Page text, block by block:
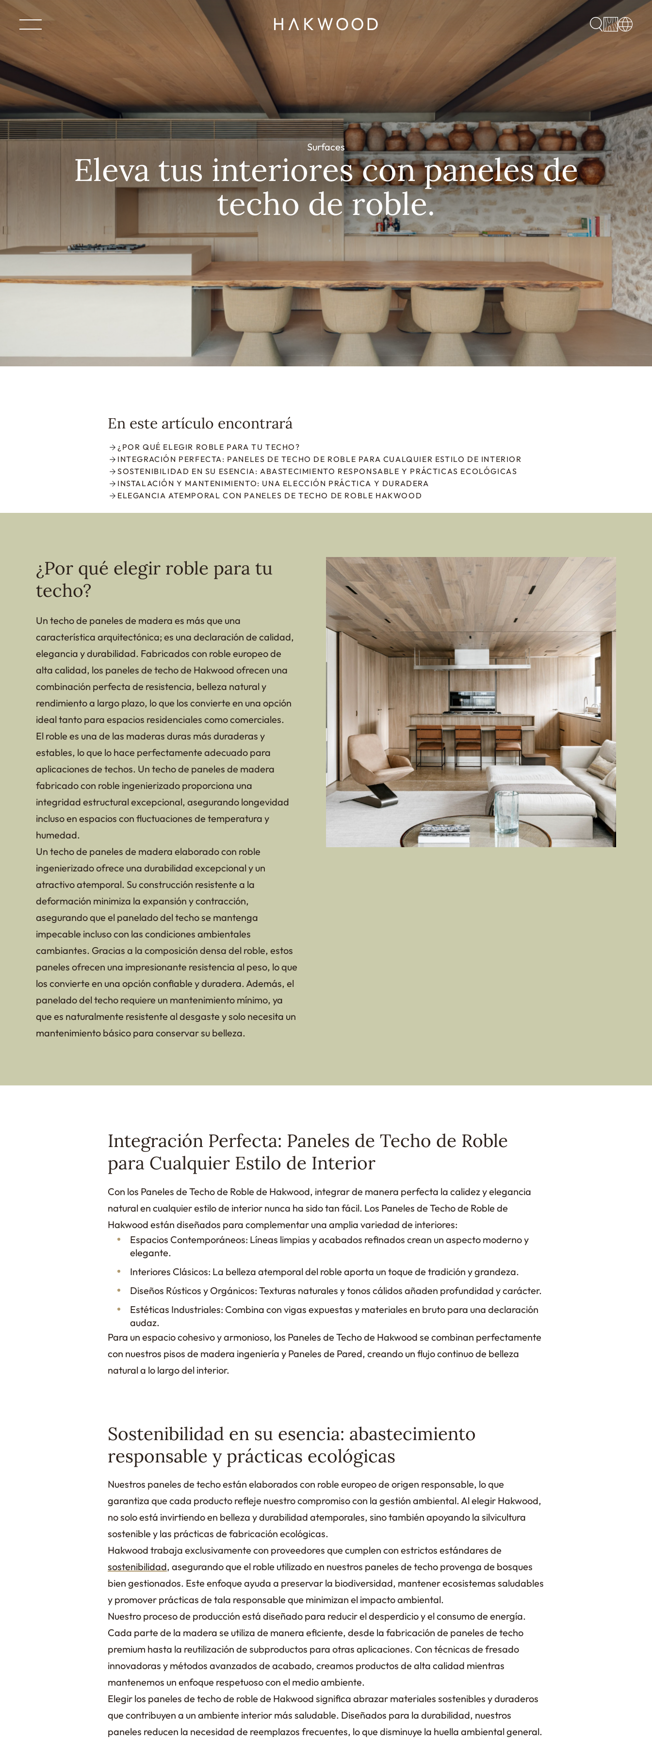
Surfaces
Eleva tus interiores con paneles de
techo de roble.
En este artículo encontrará
¿POR QUÉ ELEGIR ROBLE PARA TU TECHO?
INTEGRACIÓN PERFECTA: PANELES DE TECHO DE ROBLE PARA CUALQUIER ESTILO DE INTERIOR
SOSTENIBILIDAD EN SU ESENCIA: ABASTECIMIENTO RESPONSABLE Y PRÁCTICAS ECOLÓGICAS
INSTALACIÓN Y MANTENIMIENTO: UNA ELECCIÓN PRÁCTICA Y DURADERA
ELEGANCIA ATEMPORAL CON PANELES DE TECHO DE ROBLE HAKWOOD
¿Por qué elegir roble para tu
techo?
Un techo de paneles de madera es más que una
característica arquitectónica; es una declaración de calidad,
elegancia y durabilidad. Fabricados con roble europeo de
alta calidad, los paneles de techo de Hakwood ofrecen una
combinación perfecta de resistencia, belleza natural y
rendimiento a largo plazo, lo que los convierte en una opción
ideal tanto para espacios residenciales como comerciales.
El roble es una de las maderas duras más duraderas y
estables, lo que lo hace perfectamente adecuado para
aplicaciones de techos. Un techo de paneles de madera
fabricado con roble ingenierizado proporciona una
integridad estructural excepcional, asegurando longevidad
incluso en espacios con fluctuaciones de temperatura y
humedad.
Un techo de paneles de madera elaborado con roble
ingenierizado ofrece una durabilidad excepcional y un
atractivo atemporal. Su construcción resistente a la
deformación minimiza la expansión y contracción,
asegurando que el panelado del techo se mantenga
impecable incluso con las condiciones ambientales
cambiantes. Gracias a la composición densa del roble, estos
paneles ofrecen una impresionante resistencia al peso, lo que
los convierte en una opción confiable y duradera. Además, el
panelado del techo requiere un mantenimiento mínimo, ya
que es naturalmente resistente al desgaste y solo necesita un
mantenimiento básico para conservar su belleza.
Integración Perfecta: Paneles de Techo de Roble
para Cualquier Estilo de Interior
Con los Paneles de Techo de Roble de Hakwood, integrar de manera perfecta la calidez y elegancia
natural en cualquier estilo de interior nunca ha sido tan fácil. Los Paneles de Techo de Roble de
Hakwood están diseñados para complementar una amplia variedad de interiores:
Espacios Contemporáneos: Líneas limpias y acabados refinados crean un aspecto moderno y
elegante.
Interiores Clásicos: La belleza atemporal del roble aporta un toque de tradición y grandeza.
Diseños Rústicos y Orgánicos: Texturas naturales y tonos cálidos añaden profundidad y carácter.
Estéticas Industriales: Combina con vigas expuestas y materiales en bruto para una declaración
audaz.
Para un espacio cohesivo y armonioso, los Paneles de Techo de Hakwood se combinan perfectamente
con nuestros pisos de madera ingeniería y Paneles de Pared, creando un flujo continuo de belleza
natural a lo largo del interior.
Sostenibilidad en su esencia: abastecimiento
responsable y prácticas ecológicas
Nuestros paneles de techo están elaborados con roble europeo de origen responsable, lo que
garantiza que cada producto refleje nuestro compromiso con la gestión ambiental. Al elegir Hakwood,
no solo está invirtiendo en belleza y durabilidad atemporales, sino también apoyando la silvicultura
sostenible y las prácticas de fabricación ecológicas.
Hakwood trabaja exclusivamente con proveedores que cumplen con estrictos estándares de
sostenibilidad, asegurando que el roble utilizado en nuestros paneles de techo provenga de bosques
bien gestionados. Este enfoque ayuda a preservar la biodiversidad, mantener ecosistemas saludables
y promover prácticas de tala responsable que minimizan el impacto ambiental.
Nuestro proceso de producción está diseñado para reducir el desperdicio y el consumo de energía.
Cada parte de la madera se utiliza de manera eficiente, desde la fabricación de paneles de techo
premium hasta la reutilización de subproductos para otras aplicaciones. Con técnicas de fresado
innovadoras y métodos avanzados de acabado, creamos productos de alta calidad mientras
mantenemos un enfoque respetuoso con el medio ambiente.
Elegir los paneles de techo de roble de Hakwood significa abrazar materiales sostenibles y duraderos
que contribuyen a un ambiente interior más saludable. Diseñados para la durabilidad, nuestros
paneles reducen la necesidad de reemplazos frecuentes, lo que disminuye la huella ambiental general.